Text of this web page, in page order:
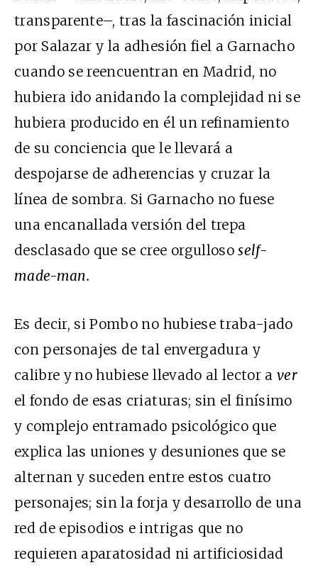
transparente–, tras la fascinación inicial
por Salazar y la adhesión fiel a Garnacho
cuando se reencuentran en Madrid, no
hubiera ido anidando la complejidad ni se
hubiera producido en él un refinamiento
de su conciencia que le llevará a
despojarse de adherencias y cruzar la
línea de sombra. Si Garnacho no fuese
una encanallada versión del trepa
desclasado que se cree orgullosoself-
made-man.
Es decir, si Pombo no hubiese traba-jado
con personajes de tal envergadura y
calibre y no hubiese llevado al lector aver
el fondo de esas criaturas; sin el finísimo
y complejo entramado psicológico que
explica las uniones y desuniones que se
alternan y suceden entre estos cuatro
personajes; sin la forja y desarrollo de una
red de episodios e intrigas que no
requieren aparatosidad ni artificiosidad